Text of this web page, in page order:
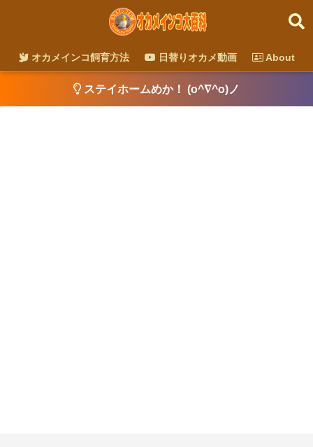
オカメインコ飼育方法 日替りオカメ動画 About
ステイホームめか！ (o^∇^o)ノ